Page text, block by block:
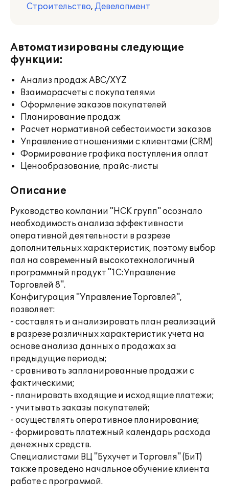
Строительство, Девелопмент
Автоматизированы следующие
функции:
Анализ продаж ABC/XYZ
Взаиморасчеты с покупателями
Оформление заказов покупателей
Планирование продаж
Расчет нормативной себестоимости заказов
Управление отношениями с клиентами (CRM)
Формирование графика поступления оплат
Ценообразование, прайс-листы
Описание
Руководство компании "НСК групп" осознало
необходимость анализа эффективности
оперативной деятельности в разрезе
дополнительных характеристик, поэтому выбор
пал на современный высокотехнологичный
программный продукт "1С:Управление
Торговлей 8".
Конфигурация "Управление Торговлей",
позволяет:
- составлять и анализировать план реализаций
в разрезе различных характеристик учета на
основе анализа данных о продажах за
предыдущие периоды;
- сравнивать запланированные продажи с
фактическими;
- планировать входящие и исходящие платежи;
- учитывать заказы покупателей;
- осуществлять оперативное планирование;
- формировать платежный календарь расхода
денежных средств.
Специалистами ВЦ "Бухучет и Торговля" (БиТ)
также проведено начальное обучение клиента
работе с программой.